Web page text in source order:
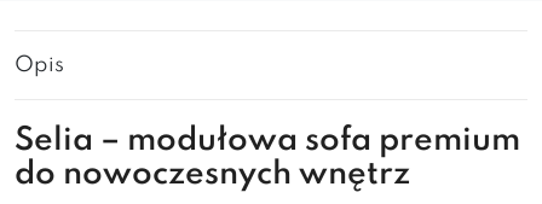
Opis
Selia – modułowa sofa premium
do nowoczesnych wnętrz